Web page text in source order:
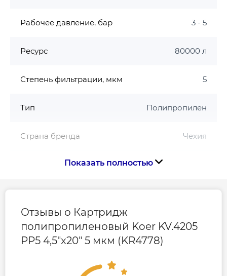
Рабочее давление, бар 3 - 5
Ресурс 80000 л
Степень фильтрации, мкм 5
Тип Полипропилен
Страна бренда Чехия
Страна производства
Высота картриджа, мм 508 (20 дюйм.)
Показать полностью
Отзывы о Картридж
полипропиленовый Koer KV.4205
PP5 4,5"x20" 5 мкм (KR4778)